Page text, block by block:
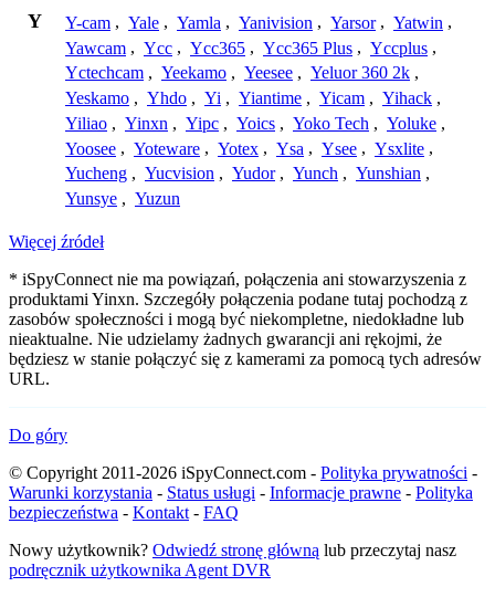
Y Y-cam , Yale , Yamla , Yanivision , Yarsor , Yatwin ,
Yawcam , Ycc , Ycc365 , Ycc365 Plus , Yccplus ,
Yctechcam , Yeekamo , Yeesee , Yeluor 360 2k ,
Yeskamo , Yhdo , Yi , Yiantime , Yicam , Yihack ,
Yiliao , Yinxn , Yipc , Yoics , Yoko Tech , Yoluke ,
Yoosee , Yoteware , Yotex , Ysa , Ysee , Ysxlite ,
Yucheng , Yucvision , Yudor , Yunch , Yunshian ,
Yunsye , Yuzun
Więcej źródeł
* iSpyConnect nie ma powiązań, połączenia ani stowarzyszenia z
produktami Yinxn. Szczegóły połączenia podane tutaj pochodzą z
zasobów społeczności i mogą być niekompletne, niedokładne lub
nieaktualne. Nie udzielamy żadnych gwarancji ani rękojmi, że
będziesz w stanie połączyć się z kamerami za pomocą tych adresów
URL.
Do góry
© Copyright 2011-2026 iSpyConnect.com - Polityka prywatności -
Warunki korzystania - Status usługi - Informacje prawne - Polityka
bezpieczeństwa - Kontakt - FAQ
Nowy użytkownik? Odwiedź stronę główną lub przeczytaj nasz
podręcznik użytkownika Agent DVR